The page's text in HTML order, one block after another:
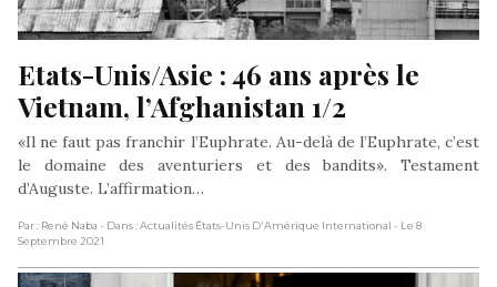
Etats-Unis/Asie : 46 ans après le
Vietnam, l’Afghanistan 1/2
«Il ne faut pas franchir l’Euphrate. Au-delà de l’Euphrate, c’est
le domaine des aventuriers et des bandits». Testament
d’Auguste. L’affirmation…
Par : René Naba - Dans : Actualités États-Unis D'Amérique International - Le 8
Septembre 2021